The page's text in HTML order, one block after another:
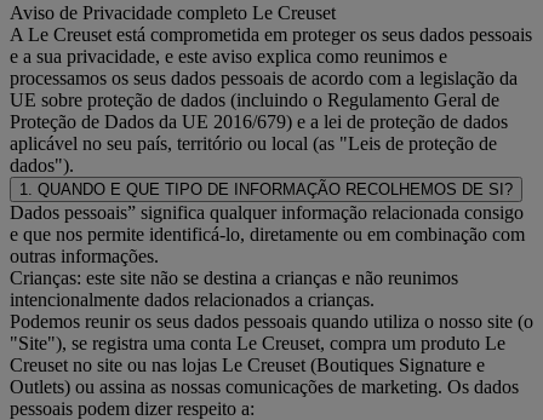
Aviso de Privacidade completo Le Creuset
A Le Creuset está comprometida em proteger os seus dados pessoais
e a sua privacidade, e este aviso explica como reunimos e
processamos os seus dados pessoais de acordo com a legislação da
UE sobre proteção de dados (incluindo o Regulamento Geral de
Proteção de Dados da UE 2016/679) e a lei de proteção de dados
aplicável no seu país, território ou local (as "Leis de proteção de
dados").
1. QUANDO E QUE TIPO DE INFORMAÇÃO RECOLHEMOS DE SI?
Dados pessoais” significa qualquer informação relacionada consigo
e que nos permite identificá-lo, diretamente ou em combinação com
outras informações.
Crianças: este site não se destina a crianças e não reunimos
intencionalmente dados relacionados a crianças.
Podemos reunir os seus dados pessoais quando utiliza o nosso site (o
"Site"), se registra uma conta Le Creuset, compra um produto Le
Creuset no site ou nas lojas Le Creuset (Boutiques Signature e
Outlets) ou assina as nossas comunicações de marketing. Os dados
pessoais podem dizer respeito a: